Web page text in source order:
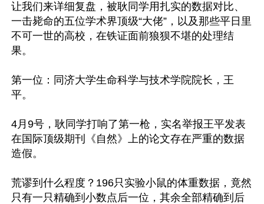
让我们来详细复盘，被耿同学用扎实的数据对比、
一击毙命的五位学术界顶级“大佬”，以及那些平日里
不可一世的高校，在铁证面前狼狈不堪的处理结
果。
第一位：同济大学生命科学与技术学院院长，王
平。
4月9号，耿同学打响了第一枪，实名举报王平发表
在国际顶级期刊《自然》上的论文存在严重的数据
造假。
荒谬到什么程度？196只实验小鼠的体重数据，竟然
只有一只精确到小数点后一位，其余全部精确到后